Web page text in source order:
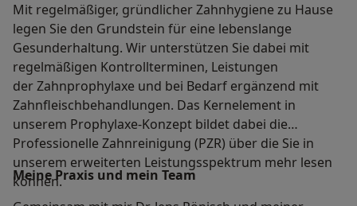
Mit regelmäßiger, gründlicher Zahnhygiene zu Hause
legen Sie den Grundstein für eine lebenslange
Gesunderhaltung. Wir unterstützen Sie dabei mit
regelmäßigen Kontrollterminen, Leistungen
der Zahnprophylaxe und bei Bedarf ergänzend mit
Zahnfleischbehandlungen. Das Kernelement in
unserem Prophylaxe-Konzept bildet dabei die
Professionelle Zahnreinigung (PZR) über die Sie in
unserem erweiterten Leistungsspektrum mehr lesen
können.
Meine Praxis und mein Team